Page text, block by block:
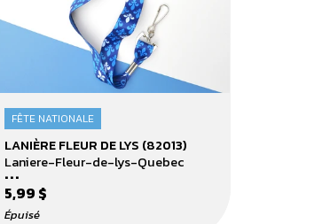
FÊTE NATIONALE
Lanière
Fleur
de
lys
(82013)
LANIÈRE FLEUR DE LYS (82013)
Laniere-Fleur-de-lys-Quebec
...
5,99 $
Épuisé